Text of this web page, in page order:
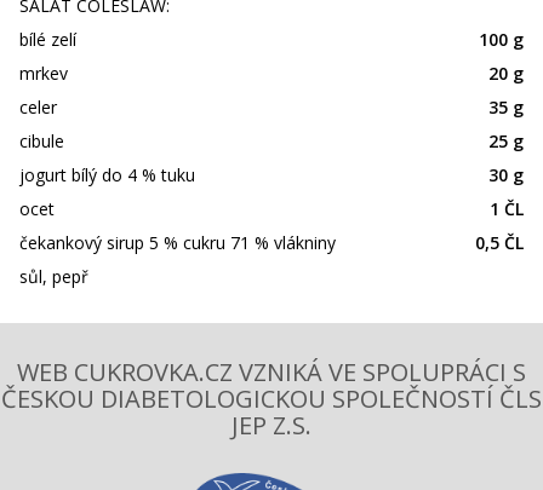
SALÁT COLESLAW:
bílé zelí
100 g
mrkev
20 g
celer
35 g
cibule
25 g
jogurt bílý do 4 % tuku
30 g
ocet
1 ČL
čekankový sirup 5 % cukru 71 % vlákniny
0,5 ČL
sůl, pepř
WEB CUKROVKA.CZ VZNIKÁ VE SPOLUPRÁCI S
ČESKOU DIABETOLOGICKOU SPOLEČNOSTÍ ČLS
JEP Z.S.